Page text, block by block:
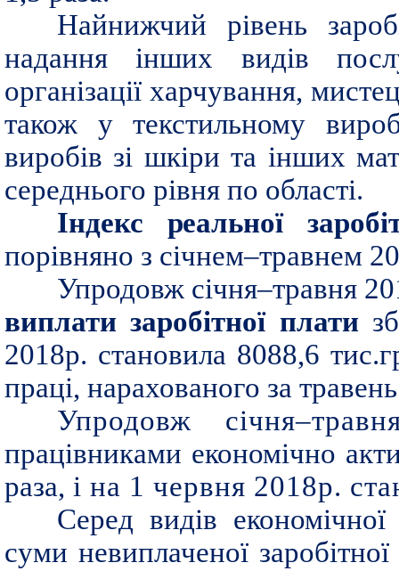
Найнижчий рівень
надання інших видів
організації харчування,
також у текстильному
виробів зі шкіри та інших
середнього рівня по області.
Індекс реальної
порівняно з січнем–травнем
Упродовж січня–травня
виплати заробітної плати
2018р. становила 8088,6
праці, нарахованого за
Упродовж
працівниками економічно
раза, і на 1 червня 2018р.
Серед видів економічної
суми невиплаченої